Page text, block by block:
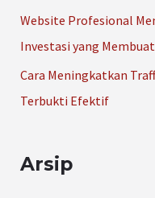
Website Profesional
Investasi yang
Cara Meningkatkan
Terbukti Efektif
Arsip